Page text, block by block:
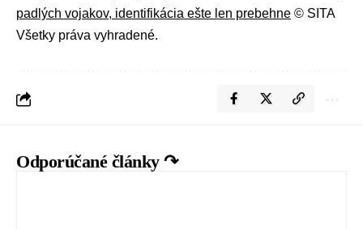
padlých vojakov, identifikácia ešte len prebehne © SITA
Všetky práva vyhradené.
Odporúčané články ↷